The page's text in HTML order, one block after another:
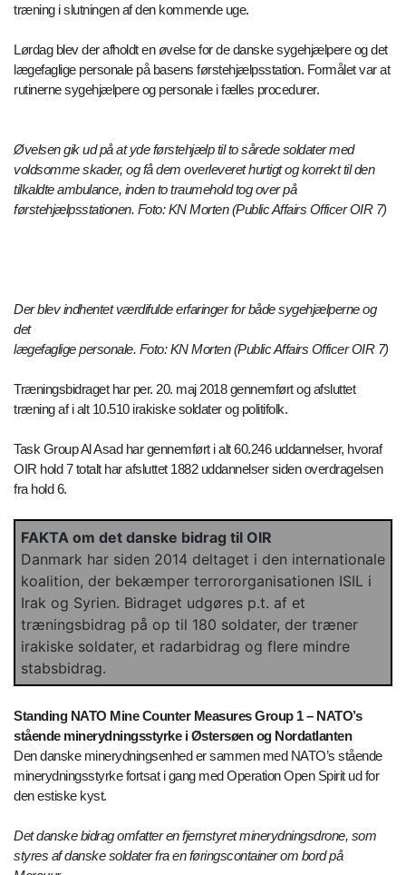
træning i slutningen af den kommende uge.
Lørdag blev der afholdt en øvelse for de danske sygehjælpere og det
lægefaglige personale på basens førstehjælpsstation. Formålet var at
rutinerne sygehjælpere og personale i fælles procedurer.
Øvelsen gik ud på at yde førstehjælp til to sårede soldater med
voldsomme skader, og få dem overleveret hurtigt og korrekt til den
tilkaldte ambulance, inden to traumehold tog over på
førstehjælpsstationen. Foto: KN Morten (Public Affairs Officer OIR 7)
Der blev indhentet værdifulde erfaringer for både sygehjælperne og
det
lægefaglige personale. Foto: KN Morten (Public Affairs Officer OIR 7)
Træningsbidraget har per. 20. maj 2018 gennemført og afsluttet
træning af i alt 10.510 irakiske soldater og politifolk.
Task Group Al Asad har gennemført i alt 60.246 uddannelser, hvoraf
OIR hold 7 totalt har afsluttet 1882 uddannelser siden overdragelsen
fra hold 6.
FAKTA om det danske bidrag til OIR
Danmark har siden 2014 deltaget i den internationale
koalition, der bekæmper terrororganisationen ISIL i
Irak og Syrien. Bidraget udgøres p.t. af et
træningsbidrag på op til 180 soldater, der træner
irakiske soldater, et radarbidrag og flere mindre
stabsbidrag.
Standing NATO Mine Counter Measures Group 1 – NATO’s
stående minerydningsstyrke i Østersøen og Nordatlanten
Den danske minerydningsenhed er sammen med NATO’s stående
minerydningsstyrke fortsat i gang med Operation Open Spirit ud for
den estiske kyst.
Det danske bidrag omfatter en fjernstyret minerydningsdrone, som
styres af danske soldater fra en føringscontainer om bord på